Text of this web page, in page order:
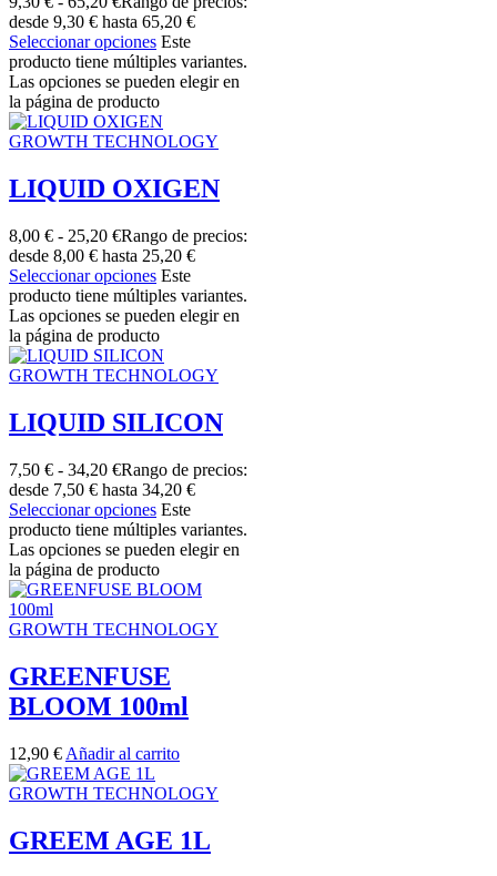
desde 9,30 € hasta 65,20 €
Seleccionar opciones Este
producto tiene múltiples variantes.
Las opciones se pueden elegir en
la página de producto
GROWTH TECHNOLOGY
LIQUID OXIGEN
8,00 € - 25,20 €Rango de precios:
desde 8,00 € hasta 25,20 €
Seleccionar opciones Este
producto tiene múltiples variantes.
Las opciones se pueden elegir en
la página de producto
GROWTH TECHNOLOGY
LIQUID SILICON
7,50 € - 34,20 €Rango de precios:
desde 7,50 € hasta 34,20 €
Seleccionar opciones Este
producto tiene múltiples variantes.
Las opciones se pueden elegir en
la página de producto
GROWTH TECHNOLOGY
GREENFUSE
BLOOM 100ml
12,90 € Añadir al carrito
GROWTH TECHNOLOGY
GREEM AGE 1L